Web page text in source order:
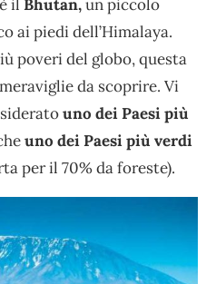
il Bhutan,un piccolo
ai piedi dell’Himalaya.
poveri del globo, questa
da scoprire. Vi
uno dei Paesi più
uno dei Paesi più verdi
per il 70% da foreste).